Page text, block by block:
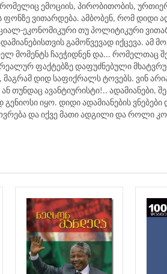
რომელიც ემოციის, პირობითობის,
ვითარდება. ამბობენ, რომ დიდი
ეკონომიკური თუ პოლიტიკური
გამოწვევად იქცევა. ამ
მომენტს ჩაეჭიდნენ და... რომელთაც
რეალურ ფაქტებზე დაფუძნებული
მაგრამ დიდ საფიქრალს ტოვებს. ვინ
თუნდაც ავანტიურისტი!.. ადამიანები,
იყო. დიდი ადამიანების
და იქვე მათი ადგილი და როლი